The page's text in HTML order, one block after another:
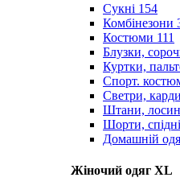
Сукні 154
Комбінезони
Костюми 111
Блузки,
Куртки,
Спорт.
Светри,
Штани,
Шорти,
Домашній
Жіночий одяг XL